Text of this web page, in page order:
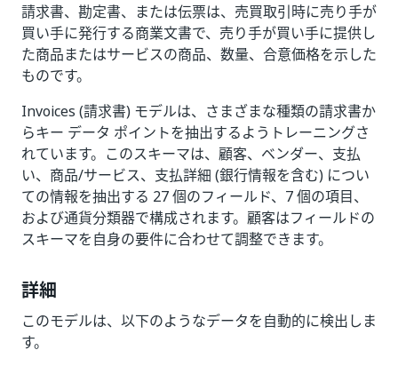
請求書、勘定書、または伝票は、売買取引時に売り手が
買い手に発行する商業文書で、売り手が買い手に提供し
た商品またはサービスの商品、数量、合意価格を示した
ものです。
Invoices (請求書) モデルは、さまざまな種類の請求書か
らキー データ ポイントを抽出するようトレーニングさ
れています。このスキーマは、顧客、ベンダー、支払
い、商品/サービス、支払詳細 (銀行情報を含む) につい
ての情報を抽出する 27 個のフィールド、7 個の項目、
および通貨分類器で構成されます。顧客はフィールドの
スキーマを自身の要件に合わせて調整できます。
詳細
このモデルは、以下のようなデータを自動的に検出しま
す。